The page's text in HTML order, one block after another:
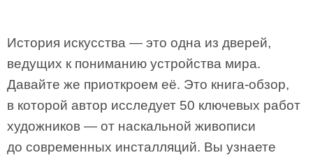
История искусства — это одна из дверей,
ведущих к пониманию устройства мира.
Давайте же приоткроем её. Это книга-обзор,
в которой автор исследует 50 ключевых работ
художников — от наскальной живописи
до современных инсталляций. Вы узнаете